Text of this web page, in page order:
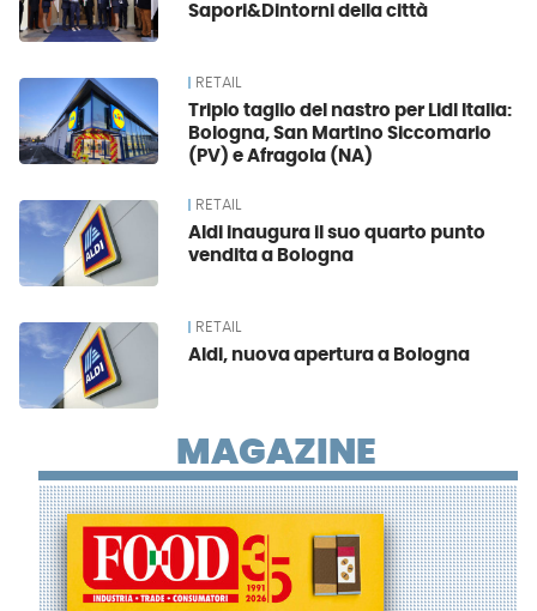
Sapori&Dintorni della città
RETAIL
Triplo taglio del nastro per Lidl Italia:
Bologna, San Martino Siccomario
(PV) e Afragola (NA)
RETAIL
Aldi inaugura il suo quarto punto
vendita a Bologna
RETAIL
Aldi, nuova apertura a Bologna
MAGAZINE